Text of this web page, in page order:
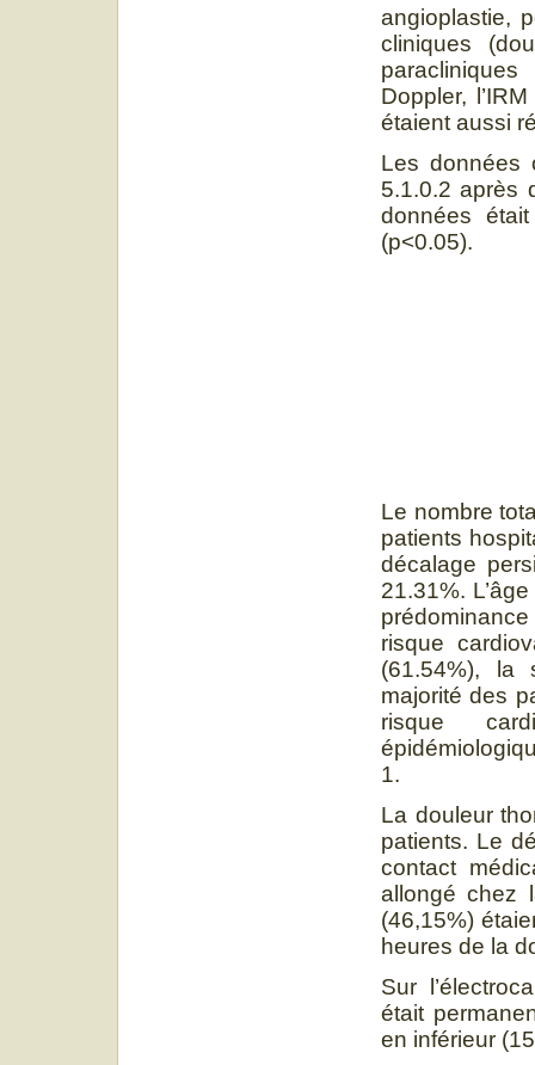
angioplastie,
cliniques
paracliniques
Doppler,
étaient aussi
Les données
5.1.0.2 après
données
(p<0.05).
Le nombre
patients
décalage
21.31%.
risque
(61.54%), la
majorité des
risque
1.
La douleur
patients. Le
contact
allongé chez
(46,15%)
heures de la
Sur
était
en inférieur